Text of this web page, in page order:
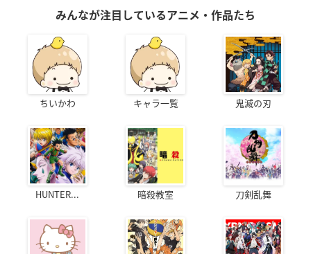
みんなが注目しているアニメ・作品たち
ちいかわ キャラ一覧 鬼滅の刃
HUNTER... 暗殺教室 刀剣乱舞